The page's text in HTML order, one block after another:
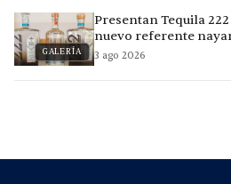
GALERÍA
Presentan Tequila
nuevo referente
3 ago 2026